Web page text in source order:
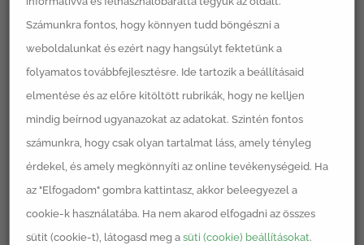
Számunkra fontos, hogy könnyen tudd böngészni a
weboldalunkat és ezért nagy hangsúlyt fektetünk a
folyamatos továbbfejlesztésre. Ide tartozik a beállításaid
elmentése és az előre kitöltött rubrikák, hogy ne kelljen
mindig beírnod ugyanazokat az adatokat. Szintén fontos
számunkra, hogy csak olyan tartalmat láss, amely tényleg
érdekel, és amely megkönnyíti az online tevékenységeid. Ha
az "Elfogadom" gombra kattintasz, akkor beleegyezel a
cookie-k használatába. Ha nem akarod elfogadni az összes
sütit (cookie-t), látogasd meg asüti (cookie) beállításokat.
Rendezés:Alapértelmezett sorrend
12 Termékmutatása